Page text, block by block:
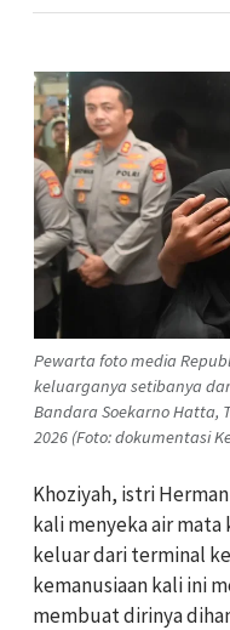
Pewarta foto media
keluarganya setibanya
Bandara Soekarno Hatta,
2026 (Foto: dokumentasi
Khoziyah, istri
kali menyeka air
keluar dari terminal
kemanusiaan kali ini
membuat dirinya